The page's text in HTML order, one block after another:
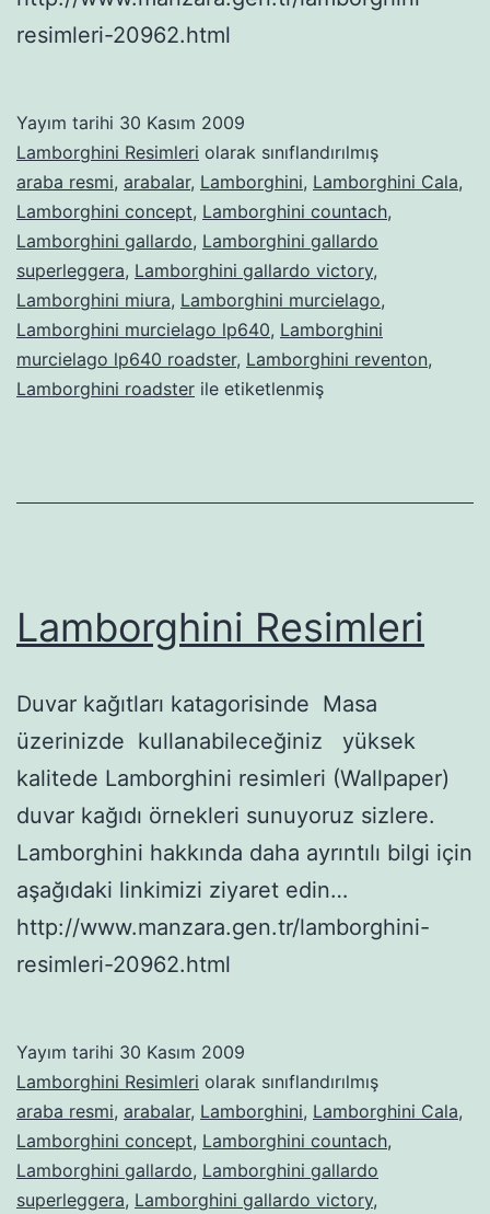
resimleri-20962.html
Yayım tarihi 30 Kasım 2009
Lamborghini Resimleri olarak sınıflandırılmış
araba resmi, arabalar, Lamborghini, Lamborghini Cala,
Lamborghini concept, Lamborghini countach,
Lamborghini gallardo, Lamborghini gallardo
superleggera, Lamborghini gallardo victory,
Lamborghini miura, Lamborghini murcielago,
Lamborghini murcielago lp640, Lamborghini
murcielago lp640 roadster, Lamborghini reventon,
Lamborghini roadster ile etiketlenmiş
Lamborghini Resimleri
Duvar kağıtları katagorisinde Masa
üzerinizde kullanabileceğiniz yüksek
kalitede Lamborghini resimleri (Wallpaper)
duvar kağıdı örnekleri sunuyoruz sizlere.
Lamborghini hakkında daha ayrıntılı bilgi için
aşağıdaki linkimizi ziyaret edin…
http://www.manzara.gen.tr/lamborghini-
resimleri-20962.html
Yayım tarihi 30 Kasım 2009
Lamborghini Resimleri olarak sınıflandırılmış
araba resmi, arabalar, Lamborghini, Lamborghini Cala,
Lamborghini concept, Lamborghini countach,
Lamborghini gallardo, Lamborghini gallardo
superleggera, Lamborghini gallardo victory,